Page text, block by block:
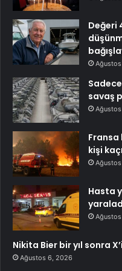
Değeri
savaş
Fransa
kişi
Hasta
Nikita Bier bir yıl sonra
Ağustos 6, 2026